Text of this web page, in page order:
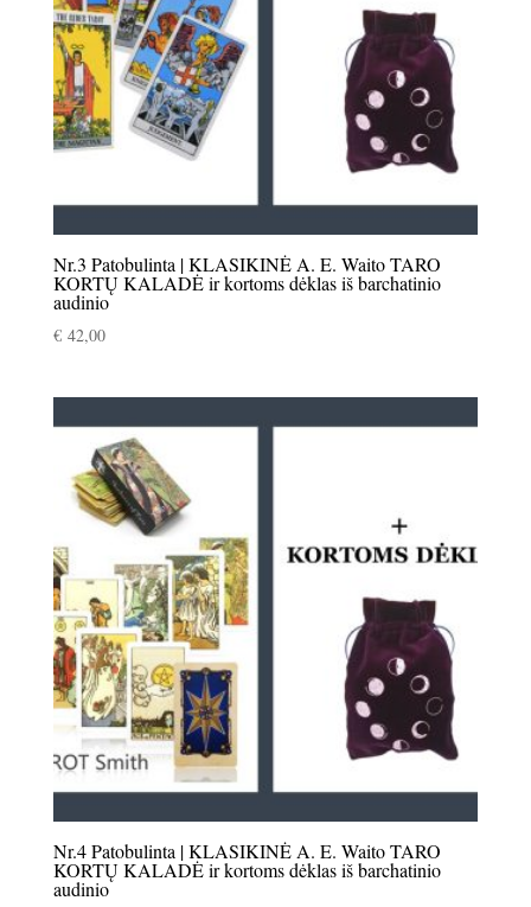
Nr.3 Patobulinta | KLASIKINĖ A. E. Waito TARO
KORTŲ KALADĖ ir kortoms dėklas iš barchatinio
audinio
€42,00
Nr.4 Patobulinta | KLASIKINĖ A. E. Waito TARO
KORTŲ KALADĖ ir kortoms dėklas iš barchatinio
audinio